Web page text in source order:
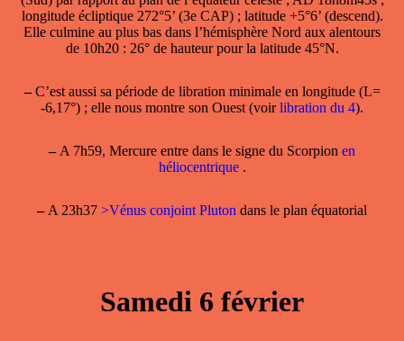
longitude écliptique 272°5’ (3e CAP) ; latitude +5°6’ (descend).
Elle culmine au plus bas dans l’hémisphère Nord aux alentours
de 10h20 : 26° de hauteur pour la latitude 45°N.
–C’est aussi sa période de libration minimale en longitude(L=
-6,17°) ; elle nous montre son Ouest (voirlibration du 4).
–A 7h59, Mercure entre dans le signe du Scorpion en
héliocentrique .
–A 23h37 >Vénus conjoint Pluton dans le plan équatorial
Samedi 6 février